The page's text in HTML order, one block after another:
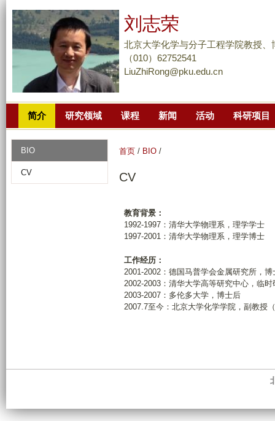
到
主
要
刘志荣
北京大学化学与分子工程学院教授、
（010）62752541
LiuZhiRong@pku.edu.cn
简介 研究领域 课程 新闻 活动 科研项目
首页 / BIO /
CV
教育背景：
1992-1997：清华大学物理系，理学学士
1997-2001：清华大学物理系，理学博士
工作经历：
2001-2002：德国马普学会金属研究所，博
2002-2003：清华大学高等研究中心，临时
2003-2007：多伦多大学，博士后
2007.7至今：北京大学化学学院，副教授
BIO
CV